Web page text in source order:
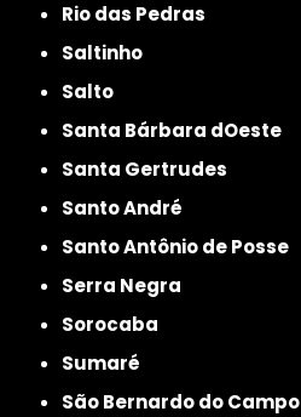
Rio das Pedras
Saltinho
Salto
Santa Bárbara dOeste
Santa Gertrudes
Santo André
Santo Antônio de Posse
Serra Negra
Sorocaba
Sumaré
São Bernardo do Campo